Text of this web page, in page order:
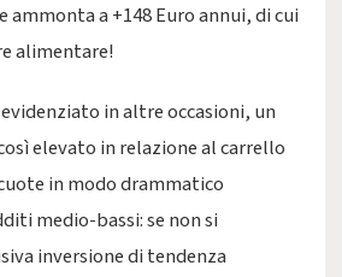
ammonta a +148 Euro annui, di cui
alimentare!
in altre occasioni, un
elevato in relazione al carrello
in modo drammatico
medio-bassi: se non si
inversione di tendenza